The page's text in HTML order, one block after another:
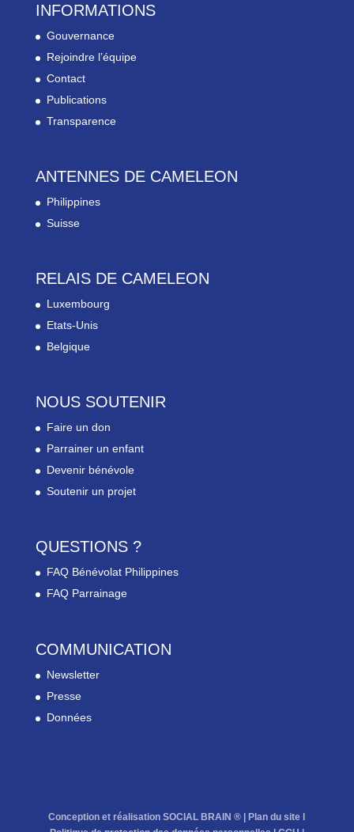
INFORMATIONS
Gouvernance
Rejoindre l’équipe
Contact
Publications
Transparence
ANTENNES DE CAMELEON
Philippines
Suisse
RELAIS DE CAMELEON
Luxembourg
Etats-Unis
Belgique
NOUS SOUTENIR
Faire un don
Parrainer un enfant
Devenir bénévole
Soutenir un projet
QUESTIONS ?
FAQ Bénévolat Philippines
FAQ Parrainage
COMMUNICATION
Newsletter
Presse
Données
Conception et réalisation SOCIAL BRAIN ® |Plan du site l